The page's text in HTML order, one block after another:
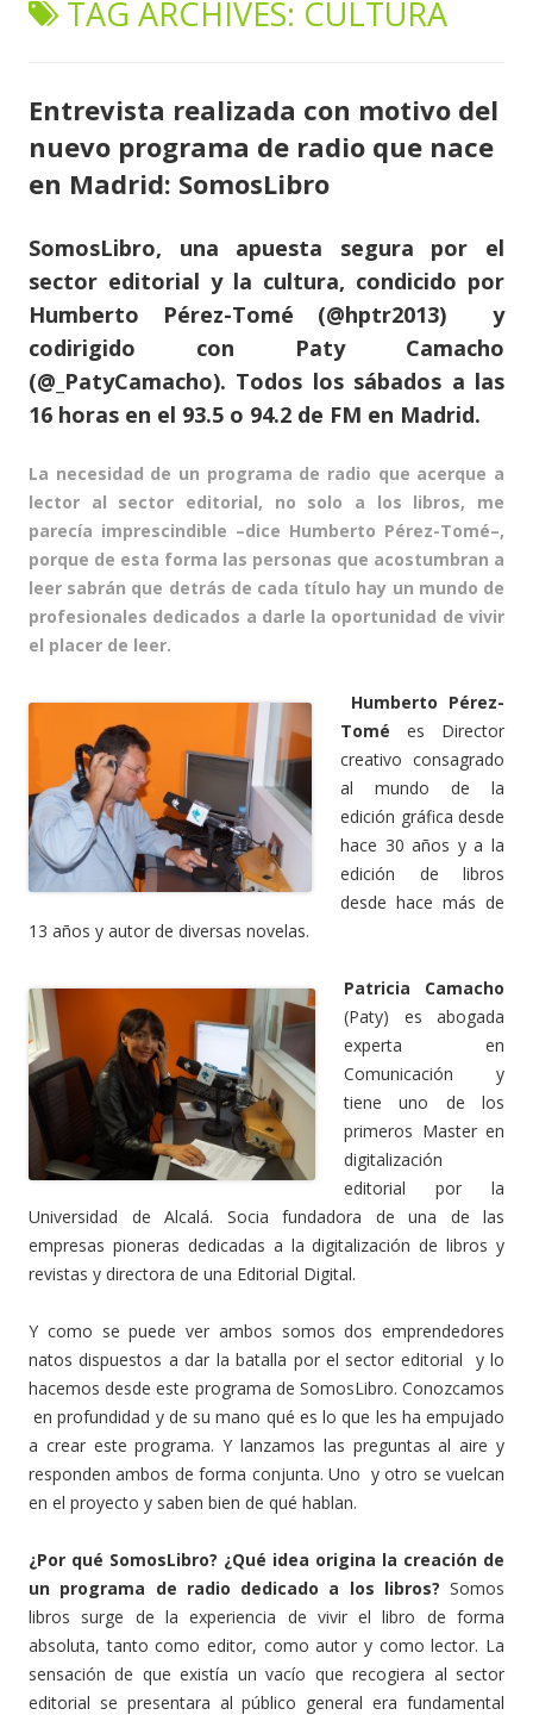
TAG ARCHIVES: CULTURA
Entrevista realizada con motivo del
nuevo programa de radio que nace
en Madrid: SomosLibro
SomosLibro, una apuesta segura por el
sector editorial y la cultura, condicido por
Humberto Pérez-Tomé (@hptr2013) y
codirigido con Paty Camacho
(@_PatyCamacho). Todos los sábados a las
16 horas en el 93.5 o 94.2 de FM en Madrid.
La necesidad de un programa de radio que acerque a
lector al sector editorial, no solo a los libros, me
parecía imprescindible –dice Humberto Pérez-Tomé–,
porque de esta forma las personas que acostumbran a
leer sabrán que detrás de cada título hay un mundo de
profesionales dedicados a darle la oportunidad de vivir
el placer de leer.
Humberto Pérez-
Tomé es Director
creativo consagrado
al mundo de la
edición gráfica desde
hace 30 años y a la
edición de libros
desde hace más de
13 años y autor de diversas novelas.
Patricia Camacho
(Paty) es abogada
experta en
Comunicación y
tiene uno de los
primeros Master en
digitalización
editorial por la
Universidad de Alcalá. Socia fundadora de una de las
empresas pioneras dedicadas a la digitalización de libros y
revistas y directora de una Editorial Digital.
Y como se puede ver ambos somos dos emprendedores
natos dispuestos a dar la batalla por el sector editorial y lo
hacemos desde este programa de SomosLibro. Conozcamos
en profundidad y de su mano qué es lo que les ha empujado
a crear este programa. Y lanzamos las preguntas al aire y
responden ambos de forma conjunta. Uno y otro se vuelcan
en el proyecto y saben bien de qué hablan.
¿Por qué SomosLibro? ¿Qué idea origina la creación de
un programa de radio dedicado a los libros? Somos
libros surge de la experiencia de vivir el libro de forma
absoluta, tanto como editor, como autor y como lector. La
sensación de que existía un vacío que recogiera al sector
editorial se presentara al público general era fundamental